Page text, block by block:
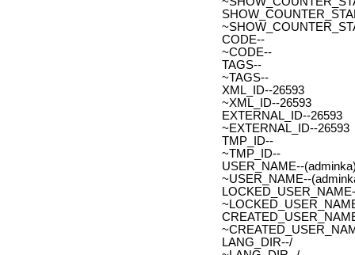
CODE--
~CODE--
TAGS--
~TAGS--
XML_ID--26593
~XML_ID--26593
EXTERNAL_ID--26593
~EXTERNAL_ID--26593
TMP_ID--
~TMP_ID--
USER_NAME--
~USER_NAME--
LANG_DIR--/